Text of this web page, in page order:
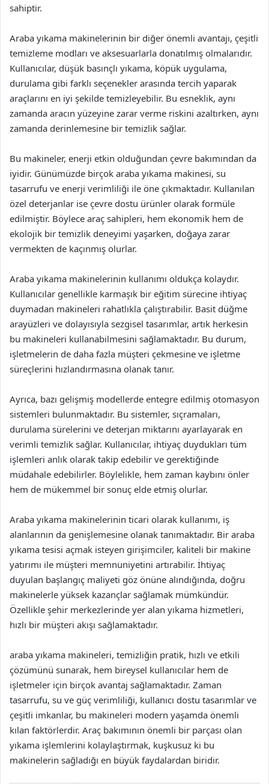
sahiptir.
Araba yıkama makinelerinin bir diğer önemli avantajı, çeşitli
temizleme modları ve aksesuarlarla donatılmış olmalarıdır.
Kullanıcılar, düşük basınçlı yıkama, köpük uygulama,
durulama gibi farklı seçenekler arasında tercih yaparak
araçlarını en iyi şekilde temizleyebilir. Bu esneklik, aynı
zamanda aracın yüzeyine zarar verme riskini azaltırken, aynı
zamanda derinlemesine bir temizlik sağlar.
Bu makineler, enerji etkin olduğundan çevre bakımından da
iyidir. Günümüzde birçok araba yıkama makinesi, su
tasarrufu ve enerji verimliliği ile öne çıkmaktadır. Kullanılan
özel deterjanlar ise çevre dostu ürünler olarak formüle
edilmiştir. Böylece araç sahipleri, hem ekonomik hem de
ekolojik bir temizlik deneyimi yaşarken, doğaya zarar
vermekten de kaçınmış olurlar.
Araba yıkama makinelerinin kullanımı oldukça kolaydır.
Kullanıcılar genellikle karmaşık bir eğitim sürecine ihtiyaç
duymadan makineleri rahatlıkla çalıştırabilir. Basit düğme
arayüzleri ve dolayısıyla sezgisel tasarımlar, artık herkesin
bu makineleri kullanabilmesini sağlamaktadır. Bu durum,
işletmelerin de daha fazla müşteri çekmesine ve işletme
süreçlerini hızlandırmasına olanak tanır.
Ayrıca, bazı gelişmiş modellerde entegre edilmiş otomasyon
sistemleri bulunmaktadır. Bu sistemler, sıçramaları,
durulama sürelerini ve deterjan miktarını ayarlayarak en
verimli temizlik sağlar. Kullanıcılar, ihtiyaç duydukları tüm
işlemleri anlık olarak takip edebilir ve gerektiğinde
müdahale edebilirler. Böylelikle, hem zaman kaybını önler
hem de mükemmel bir sonuç elde etmiş olurlar.
Araba yıkama makinelerinin ticari olarak kullanımı, iş
alanlarının da genişlemesine olanak tanımaktadır. Bir araba
yıkama tesisi açmak isteyen girişimciler, kaliteli bir makine
yatırımı ile müşteri memnuniyetini artırabilir. İhtiyaç
duyulan başlangıç maliyeti göz önüne alındığında, doğru
makinelerle yüksek kazançlar sağlamak mümkündür.
Özellikle şehir merkezlerinde yer alan yıkama hizmetleri,
hızlı bir müşteri akışı sağlamaktadır.
araba yıkama makineleri, temizliğin pratik, hızlı ve etkili
çözümünü sunarak, hem bireysel kullanıcılar hem de
işletmeler için birçok avantaj sağlamaktadır. Zaman
tasarrufu, su ve güç verimliliği, kullanıcı dostu tasarımlar ve
çeşitli imkanlar, bu makineleri modern yaşamda önemli
kılan faktörlerdir. Araç bakımının önemli bir parçası olan
yıkama işlemlerini kolaylaştırmak, kuşkusuz ki bu
makinelerin sağladığı en büyük faydalardan biridir.